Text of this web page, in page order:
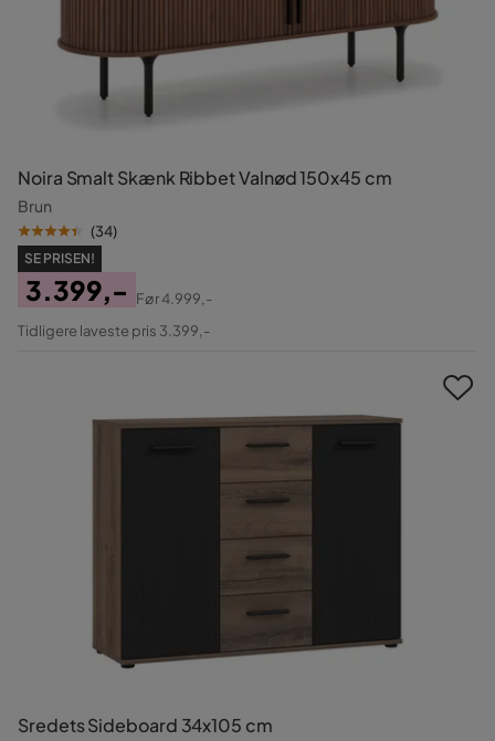
Noira Smalt Skænk Ribbet Valnød 150x45 cm
Brun
(34)
SE PRISEN!
Pris
3.399,-
Original
Før4.999,-
Tidligere laveste pris 3.399,-
Sredets Sideboard 34x105 cm